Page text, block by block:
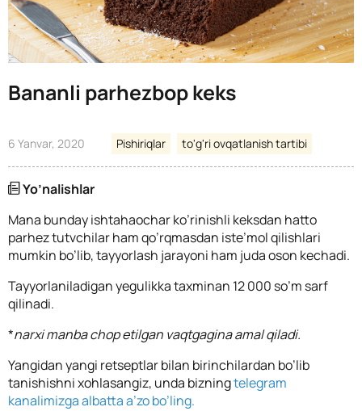
Bananli parhezbop keks
6 Yanvar, 2020 Pishiriqlar to'g'ri ovqatlanish tartibi
Yo’nalishlar
Mana bunday ishtahaochar ko’rinishli keksdan hatto
parhez tutvchilar ham qo’rqmasdan iste’mol qilishlari
mumkin bo’lib, tayyorlash jarayoni ham juda oson kechadi.
Tayyorlaniladigan yegulikka taxminan 12 000 so’m sarf
qilinadi.
*narxi manba chop etilgan vaqtgagina amal qiladi.
Yangidan yangi retseptlar bilan birinchilardan bo’lib
tanishishni xohlasangiz, unda bizningtelegram
kanalimizga albatta a’zo bo’ling.